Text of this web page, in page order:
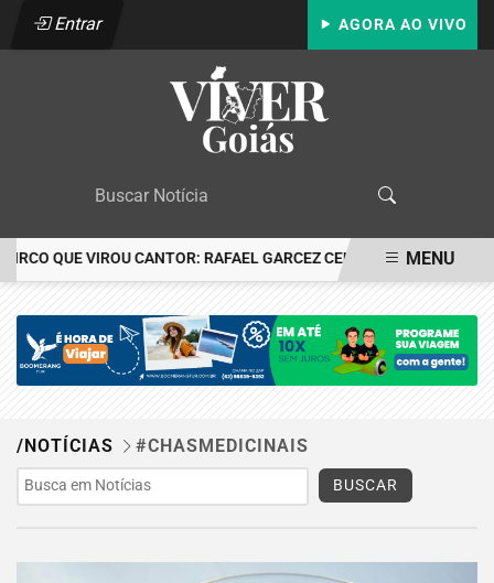
Entrar AGORA AO VIVO
QUE VIROU CANTOR: RAFAEL GARCEZ CELEBRA 24 ANOS
MENU
/NOTÍCIAS #CHASMEDICINAIS
BUSCAR